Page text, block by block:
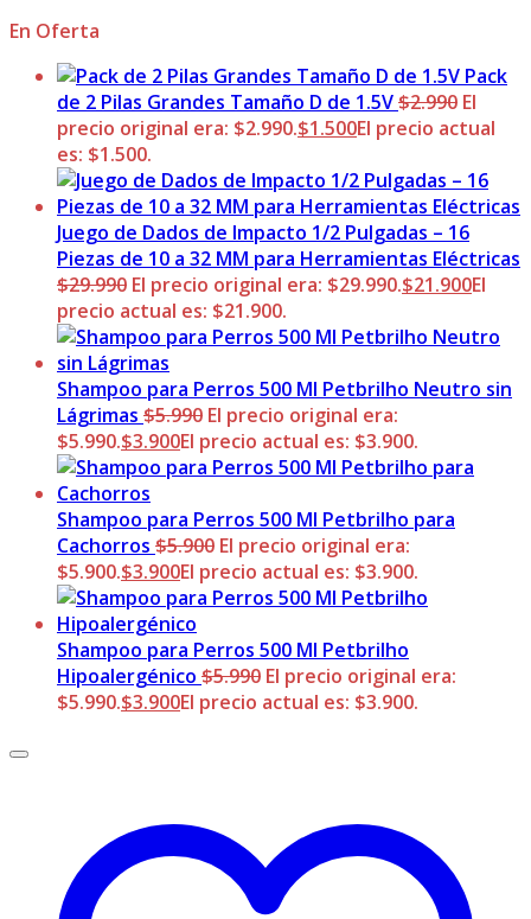
En Oferta
Pack
de 2 Pilas Grandes Tamaño D de 1.5V$2.990 El
precio original era: $2.990.$1.500El precio actual
es: $1.500.
Juego de Dados de Impacto 1/2 Pulgadas – 16
Piezas de 10 a 32 MM para Herramientas Eléctricas
$29.990 El precio original era: $29.990.$21.900El
precio actual es: $21.900.
Shampoo para Perros 500 Ml Petbrilho Neutro sin
Lágrimas $5.990 El precio original era:
$5.990.$3.900El precio actual es: $3.900.
Shampoo para Perros 500 Ml Petbrilho para
Cachorros $5.900 El precio original era:
$5.900.$3.900El precio actual es: $3.900.
Shampoo para Perros 500 Ml Petbrilho
Hipoalergénico $5.990 El precio original era:
$5.990.$3.900El precio actual es: $3.900.